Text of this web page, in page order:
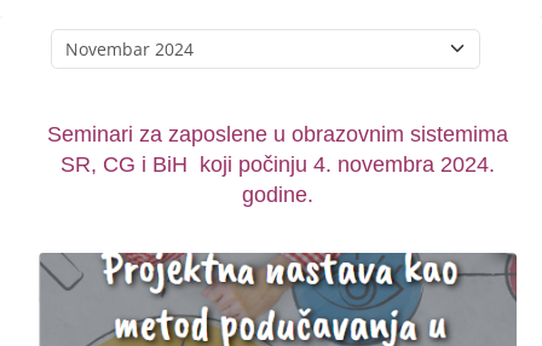
Категорије курсева
Seminari za zaposlene u obrazovnim sistemima
SR, CG i BiH koji počinju 4. novembra 2024.
godine.